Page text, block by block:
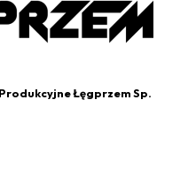
Łęgprzem Sp.